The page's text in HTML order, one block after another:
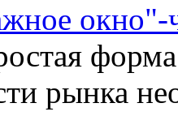
окно"-
рынка